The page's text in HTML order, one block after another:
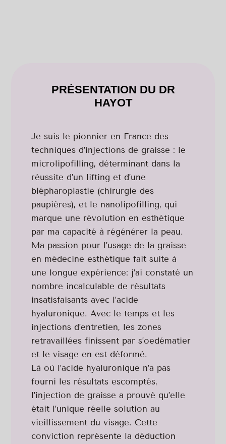
PRÉSENTATION DU DR
HAYOT
Je suis le pionnier en France des
techniques d’injections de graisse : le
microlipofilling, déterminant dans la
réussite d’un lifting et d’une
blépharoplastie (chirurgie des
paupières), et le nanolipofilling, qui
marque une révolution en esthétique
par ma capacité à régénérer la peau.
Ma passion pour l’usage de la graisse
en médecine esthétique fait suite à
une longue expérience: j’ai constaté un
nombre incalculable de résultats
insatisfaisants avec l’acide
hyaluronique. Avec le temps et les
injections d’entretien, les zones
retravaillées finissent par s’oedématier
et le visage en est déformé.
Là où l’acide hyaluronique n’a pas
fourni les résultats escomptés,
l’injection de graisse a prouvé qu’elle
était l’unique réelle solution au
vieillissement du visage. Cette
conviction représente la déduction